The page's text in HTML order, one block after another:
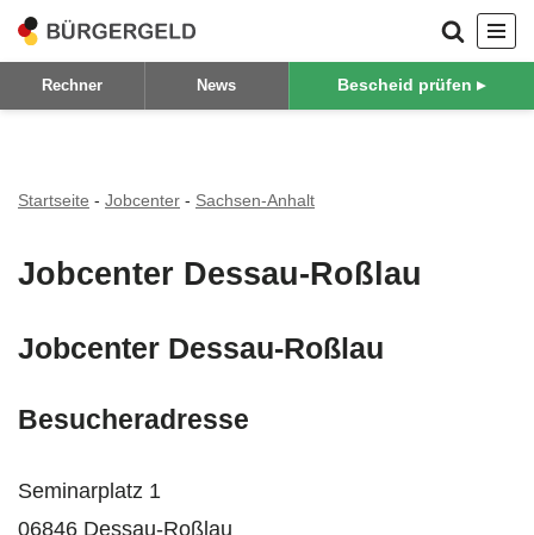
Zum
Inhalt
Rechner News Bescheid prüfen ▸
Startseite - Jobcenter - Sachsen-Anhalt
Jobcenter Dessau-Roßlau
Jobcenter Dessau-Roßlau
Besucheradresse
Seminarplatz 1
06846 Dessau-Roßlau